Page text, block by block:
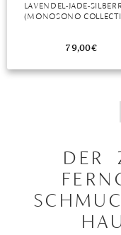
LAVENDEL-JADE-
(MONOSONO
79,00€
DER